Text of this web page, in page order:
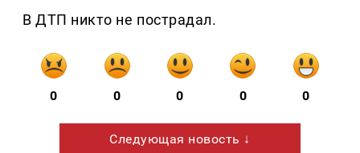
В ДТП никто не пострадал.
0 0 0 0 0
Следующая новость ↓